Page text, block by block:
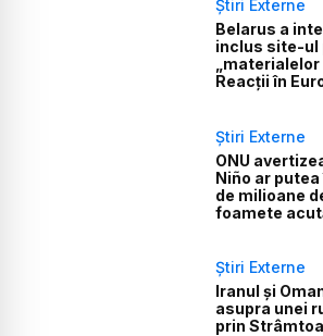
Știri Externe
Belarus a
inclus site-ul
Reacții în
Știri Externe
ONU
Niño ar
de milioane
foamete
Știri Externe
Iranul și
asupra unei
prin